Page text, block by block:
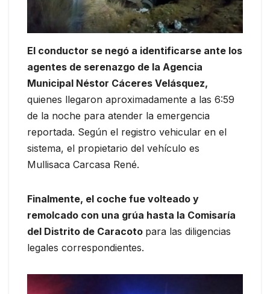
El conductor se negó a identificarse ante los
agentes de serenazgo de la Agencia
Municipal Néstor Cáceres Velásquez,
quienes llegaron aproximadamente a las 6:59
de la noche para atender la emergencia
reportada. Según el registro vehicular en el
sistema, el propietario del vehículo es
Mullisaca Carcasa René.
Finalmente, el coche fue volteado y
remolcado con una grúa hasta la Comisaría
del Distrito de Caracoto para las diligencias
legales correspondientes.